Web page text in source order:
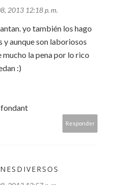
2013 12:18 p. m.
yo también los hago
y aunque son laboriosos
mucho la pena por lo rico
:)
Responder